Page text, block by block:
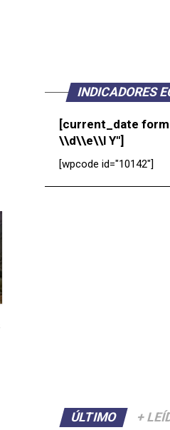
INDICADORES
[current_date
\\d\\e\\l Y"]
[wpcode id="10142"]
ÚLTIMO +